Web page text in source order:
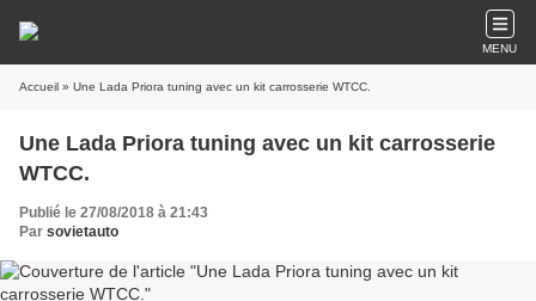
MENU
Accueil » Une Lada Priora tuning avec un kit carrosserie WTCC.
Une Lada Priora tuning avec un kit carrosserie
WTCC.
Publié le 27/08/2018 à 21:43
Par sovietauto